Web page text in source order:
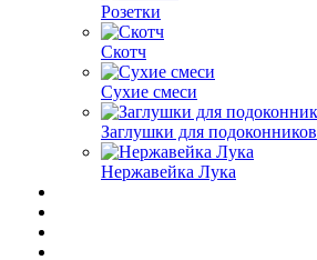
Розетки
Скотч
Сухие смеси
Заглушки для подоконников
Нержавейка Лука